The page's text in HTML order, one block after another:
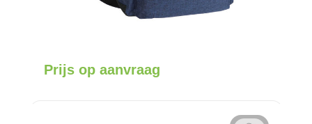
Prijs op aanvraag